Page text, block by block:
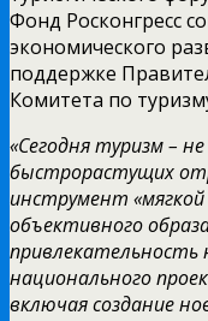
Фонд Росконгресс
экономического
поддержке
Комитета по
«Сегодня туризм –
быстрорастущих
инструмент
объективного
национального
включая создание